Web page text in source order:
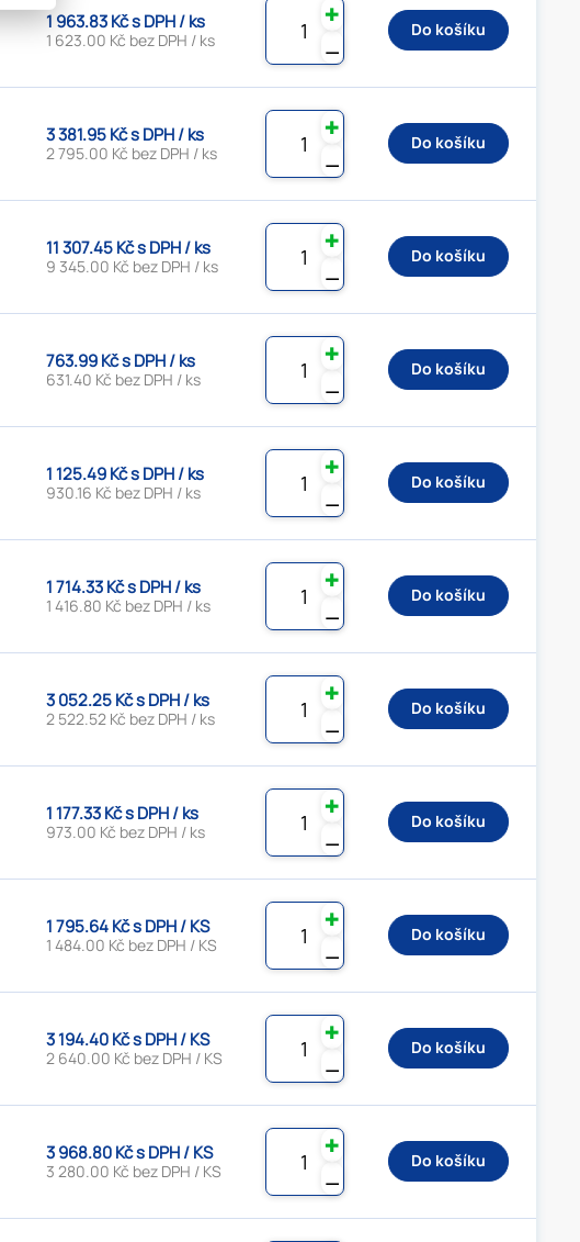
1 963.83 Kč s DPH / ks
1 623.00 Kč bez DPH / ks ⚊
✚
Do košíku
3 381.95 Kč s DPH / ks
2 795.00 Kč bez DPH / ks ⚊
✚
Do košíku
11 307.45 Kč s DPH / ks
9 345.00 Kč bez DPH / ks ⚊
✚
Do košíku
763.99 Kč s DPH / ks
631.40 Kč bez DPH / ks ⚊
✚
Do košíku
1 125.49 Kč s DPH / ks
930.16 Kč bez DPH / ks ⚊
✚
Do košíku
1 714.33 Kč s DPH / ks
1 416.80 Kč bez DPH / ks ⚊
✚
Do košíku
3 052.25 Kč s DPH / ks
2 522.52 Kč bez DPH / ks ⚊
✚
Do košíku
1 177.33 Kč s DPH / ks
973.00 Kč bez DPH / ks ⚊
✚
Do košíku
1 795.64 Kč s DPH / KS
1 484.00 Kč bez DPH / KS ⚊
✚
Do košíku
3 194.40 Kč s DPH / KS
2 640.00 Kč bez DPH / KS ⚊
✚
Do košíku
3 968.80 Kč s DPH / KS
3 280.00 Kč bez DPH / KS ⚊
✚
Do košíku